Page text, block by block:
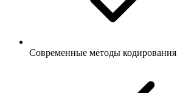
Современные методы кодирования